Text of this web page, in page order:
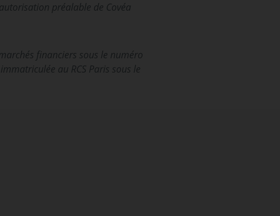
préalable de Covéa
financiers sous le numéro
au RCS Paris sous le